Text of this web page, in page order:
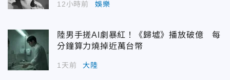
12小時前 娛樂
陸男手搓AI劇暴紅！《歸墟》播放破億 每
分鐘算力燒掉近萬台幣
1天前 大陸